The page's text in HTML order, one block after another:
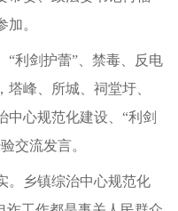
。
“利剑护蕾”、禁毒、反电
峰、所城、祠堂圩、
中心规范化建设、“利剑
交流发言。
。乡镇综治中心规范化